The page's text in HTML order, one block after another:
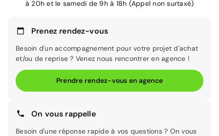
à 20h et le samedi de 9h à 18h (Appel non surtaxé)
Prenez rendez-vous
Besoin d'un accompagnement pour votre projet d'achat
et/ou de reprise ? Venez nous rencontrer en agence !
Prendre rendez-vous en agence
On vous rappelle
Besoin d'une réponse rapide à vos questions ? On vous